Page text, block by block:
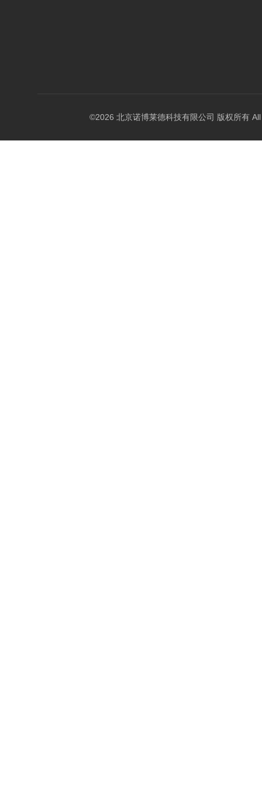
©2026 北京诺博莱德科技有限公司 版权所有